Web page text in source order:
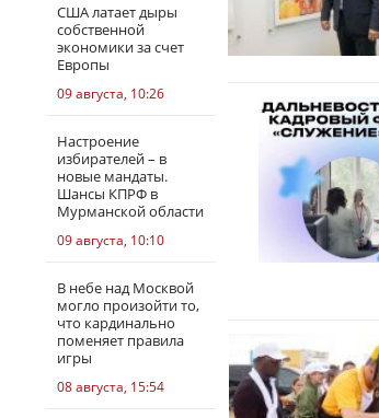
США латает дыры
собственной
экономики за счет
Европы
09 августа, 10:26
Настроение
избирателей – в
новые мандаты.
Шансы КПРФ в
Мурманской области
09 августа, 10:10
В небе над Москвой
могло произойти то,
что кардинально
поменяет правила
игры
08 августа, 15:54